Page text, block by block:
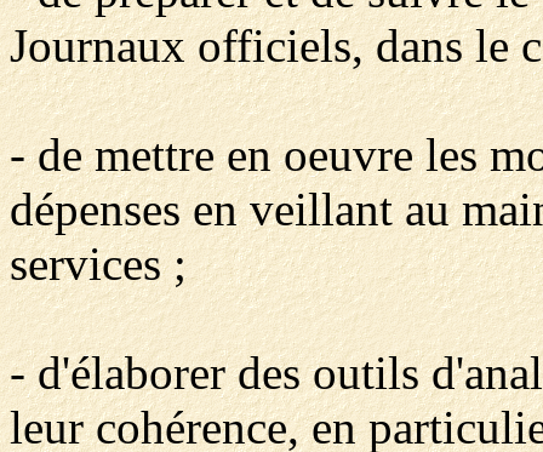
Journaux officiels, dans le
- de mettre en oeuvre les
dépenses en veillant au
services ;
- d'élaborer des outils
leur cohérence, en